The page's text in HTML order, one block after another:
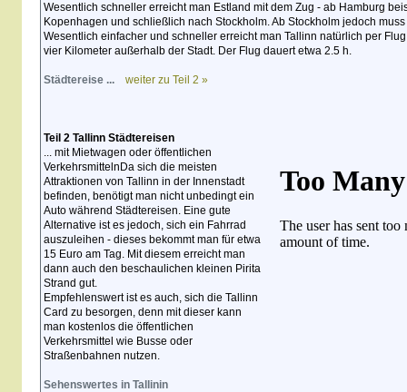
Wesentlich schneller erreicht man Estland mit dem Zug - ab Hamburg
Kopenhagen und schließlich nach Stockholm. Ab Stockholm jedoch
Wesentlich einfacher und schneller erreicht man Tallinn natürlich per
vier Kilometer außerhalb der Stadt. Der Flug dauert etwa 2.5 h.
Städtereise ... weiter zu Teil 2 »
Teil 2 Tallinn Städtereisen
... mit Mietwagen oder öffentlichen
VerkehrsmittelnDa sich die meisten
Attraktionen von Tallinn in der Innenstadt
befinden, benötigt man nicht unbedingt ein
Auto während Städtereisen. Eine gute
Alternative ist es jedoch, sich ein Fahrrad
auszuleihen - dieses bekommt man für etwa
15 Euro am Tag. Mit diesem erreicht man
dann auch den beschaulichen kleinen Pirita
Strand gut.
Empfehlenswert ist es auch, sich die Tallinn
Card zu besorgen, denn mit dieser kann
man kostenlos die öffentlichen
Verkehrsmittel wie Busse oder
Straßenbahnen nutzen.
Sehenswertes in Tallinin